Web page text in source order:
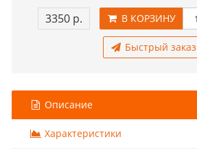
3350 р. В КОРЗИНУ
Быстрый заказ
Описание
Характеристики